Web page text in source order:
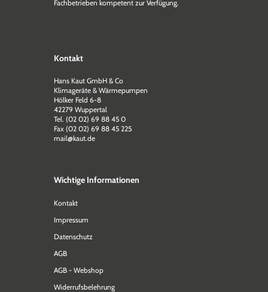
Fachbetrieben kompetent zur Verfügung.
Kontakt
Hans Kaut GmbH & Co
Klimageräte & Wärmepumpen
Hölker Feld 6-8
42279 Wuppertal
Tel. (02 02) 69 88 45 0
Fax (02 02) 69 88 45 225
mail@kaut.de
Wichtige Informationen
Kontakt
Impressum
Datenschutz
AGB
AGB - Webshop
Widerrufsbelehrung